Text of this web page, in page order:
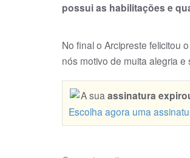
possui as habilitações e
No final o Arcipreste felicitou
nós motivo de muita alegria
A sua assinatura
Escolha agora uma